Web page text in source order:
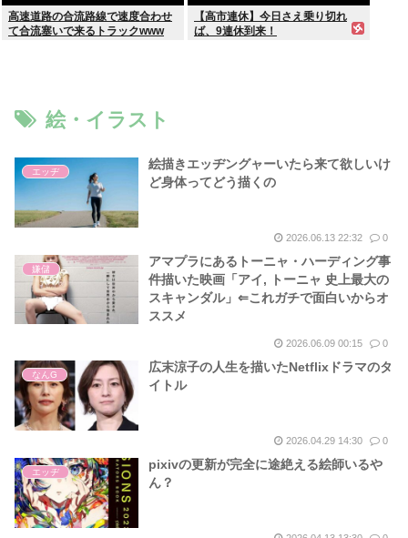
高速道路の合流路線で速度合わせ
て合流塞いで来るトラックwww
【高市連休】今日さえ乗り切れ
ば、9連休到来！
絵・イラスト
エッヂ
絵描きエッヂングャーいたら来て欲しいけ
ど身体ってどう描くの
2026.06.13 22:32 0
嫌儲
アマプラにあるトーニャ・ハーディング事
件描いた映画「アイ, トーニャ 史上最大の
スキャンダル」⇐これガチで面白いからオ
ススメ
2026.06.09 00:15 0
なんG
広末涼子の人生を描いたNetflixドラマのタ
イトル
2026.04.29 14:30 0
エッヂ
pixivの更新が完全に途絶える絵師いるや
ん？